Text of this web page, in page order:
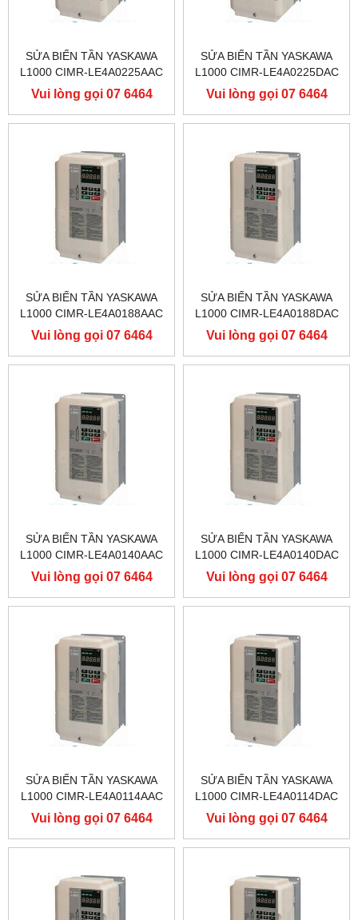
SỬA BIẾN TẦN YASKAWA
L1000 CIMR-LE4A0225AAC
400V 110KW, BIẾN TẦN
YASKAWA L1000
Vui lòng gọi 07 6464
9556
SỬA BIẾN TẦN YASKAWA
L1000 CIMR-LE4A0225DAC
400V 110KW, BIẾN TẦN
YASKAWA L1000
Vui lòng gọi 07 6464
9556
SỬA BIẾN TẦN YASKAWA
L1000 CIMR-LE4A0188AAC
400V 90KW, BIẾN TẦN
YASKAWA L1000
Vui lòng gọi 07 6464
9556
SỬA BIẾN TẦN YASKAWA
L1000 CIMR-LE4A0188DAC
400V 90KW, BIẾN TẦN
YASKAWA L1000
Vui lòng gọi 07 6464
9556
SỬA BIẾN TẦN YASKAWA
L1000 CIMR-LE4A0140AAC
400V 75KW, BIẾN TẦN
YASKAWA L1000
Vui lòng gọi 07 6464
9556
SỬA BIẾN TẦN YASKAWA
L1000 CIMR-LE4A0140DAC
400V 75KW, BIẾN TẦN
YASKAWA L1000
Vui lòng gọi 07 6464
9556
SỬA BIẾN TẦN YASKAWA
L1000 CIMR-LE4A0114AAC
400V 55KW, BIẾN TẦN
YASKAWA L1000
Vui lòng gọi 07 6464
9556
SỬA BIẾN TẦN YASKAWA
L1000 CIMR-LE4A0114DAC
400V 55KW, BIẾN TẦN
YASKAWA L1000
Vui lòng gọi 07 6464
9556